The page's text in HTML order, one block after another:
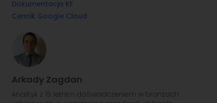
Dokumentacja KF
Cennik Google Cloud
Arkady Zagdan
Analityk z 15 letnim doświadczeniem w branżach